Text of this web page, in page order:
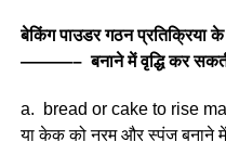
बेकिंग पाउडर गठन प्रतिक्रिया के
———– बनाने में वृद्धि कर
a. bread or cake to rise
या केक को नरम और स्पंज बनाने